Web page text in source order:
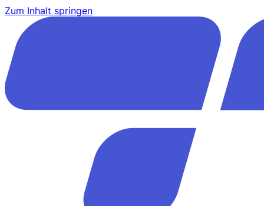
Zum Inhalt springen